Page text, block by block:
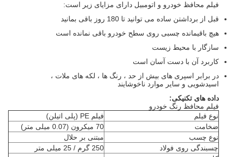
فیلم محافظ خودرو و اتومبیل دارای مزایای زیر است:
قبل از برداشتن ساده می توانید تا 180 روز باقی بمانید
هیچ باقیمانده چسبی روی سطح خودرو باقی نمانده است
سازگار با محیط زیست
کاربرد آن با دست آسان است
در برابر اسپری های بیش از حد ، رنگ ها ، لکه های ملات ،
اسیدشویی و سایر موارد ناخوشایند
داده های تکنیکی:
فیلم محافظ رنگ خودرو
نوع فیلم
فیلم PE (پلی اتیلن)
ضخامت
70 میکرون (0.07 میلی متر)
نوع چسب
مبتنی بر حلال
چسبندگی روی فولاد
250 گرم / 25 میلی متر